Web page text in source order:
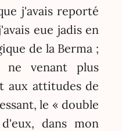
j'avais reporté
eue jadis en
de la Berma ;
venant plus
aux attitudes de
le « double
dans mon